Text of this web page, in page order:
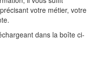
votre métier, votre
dans la boîte ci-